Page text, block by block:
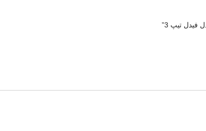
تیپ 3”